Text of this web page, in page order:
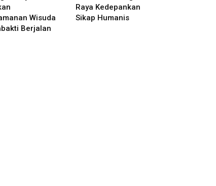
Wisuda
Berjalan
Raya Kedepankan
Sikap Humanis